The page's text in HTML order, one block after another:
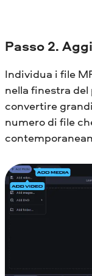
Passo 2.
Individua i file
nella finestra
convertire
numero di file